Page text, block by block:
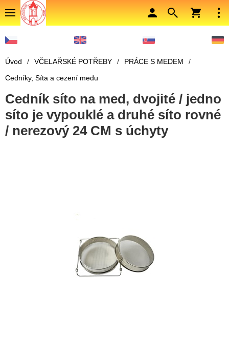
Úvod / VČELAŘSKÉ POTŘEBY / PRÁCE S MEDEM
/
Cedníky, Síta a cezení medu
Cedník síto na med, dvojité / jedno
síto je vypouklé a druhé síto rovné
/ nerezový 24 CM s úchyty